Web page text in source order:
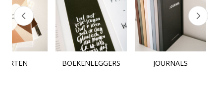
BOEKENLEGGERS JOURNALS